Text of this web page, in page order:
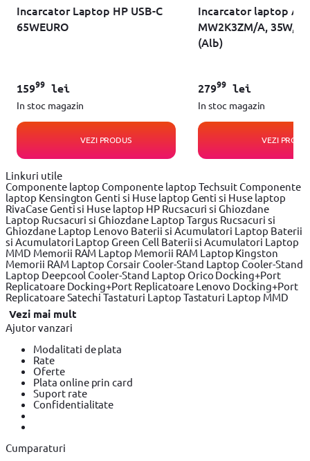
Incarcator Laptop HP USB-C
65WEURO
15999lei
In stoc magazin
VEZI PRODUS
Incarcator laptop
MW2K3ZM/A, 35W,
(Alb)
27999lei
In stoc magazin
VEZI
Linkuri utile
Componente laptopComponente laptop TechsuitComponente
laptop KensingtonGenti si Huse laptopGenti si Huse laptop
RivaCaseGenti si Huse laptop HP Rucsacuri si Ghiozdane
Laptop Rucsacuri si Ghiozdane Laptop Targus Rucsacuri si
Ghiozdane Laptop Lenovo Baterii si Acumulatori Laptop Baterii
si Acumulatori Laptop Green Cell Baterii si Acumulatori Laptop
MMD Memorii RAM Laptop Memorii RAM Laptop Kingston
Memorii RAM Laptop CorsairCooler-Stand LaptopCooler-Stand
Laptop DeepcoolCooler-Stand Laptop Orico Docking+Port
Replicatoare Docking+Port Replicatoare Lenovo Docking+Port
Replicatoare SatechiTastaturi Laptop Tastaturi Laptop MMD
Vezi mai mult
Ajutor vanzari
Modalitati de plata
Rate
Oferte
Plata online prin card
Suport rate
Confidentialitate
Cumparaturi